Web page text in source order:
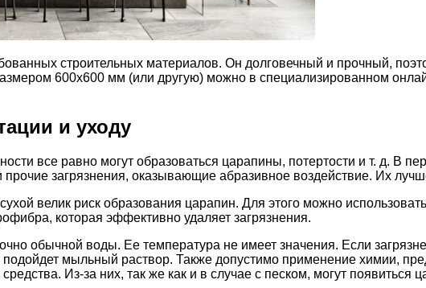
строительных материалов. Он долговечный и прочный,
600х600 мм (или другую) можно в специализированном
и уходу
все равно могут образоваться царапины, потертости и т. д. В
загрязнения, оказывающие абразивное воздействие. Их
велик риск образования царапин. Для этого можно
которая эффективно удаляет загрязнения.
обычной воды. Ее температура не имеет значения. Если
мыльный раствор. Также допустимо применение химии,
Из-за них, так же как и в случае с песком, могут появиться